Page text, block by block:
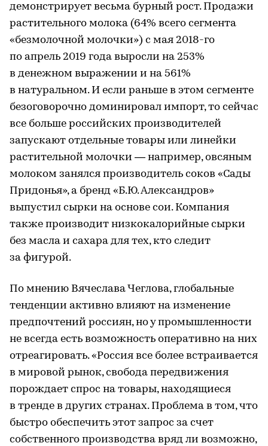
демонстрирует весьма бурный рост. Продажи
растительного молока (64% всего сегмента
«безмолочной молочки») с мая 2018-го
по апрель 2019 года выросли на 253%
в денежном выражении и на 561%
в натуральном. И если раньше в этом сегменте
безоговорочно доминировал импорт, то сейчас
все больше российских производителей
запускают отдельные товары или линейки
растительной молочки — например, овсяным
молоком занялся производитель соков «Сады
Придонья», а бренд «Б.Ю. Александров»
выпустил сырки на основе сои. Компания
также производит низкокалорийные сырки
без масла и сахара для тех, кто следит
за фигурой.
По мнению Вячеслава Чеглова, глобальные
тенденции активно влияют на изменение
предпочтений россиян, но у промышленности
не всегда есть возможность оперативно на них
отреагировать. «Россия все более встраивается
в мировой рынок, свобода передвижения
порождает спрос на товары, находящиеся
в тренде в других странах. Проблема в том, что
быстро обеспечить этот запрос за счет
собственного производства вряд ли возможно,